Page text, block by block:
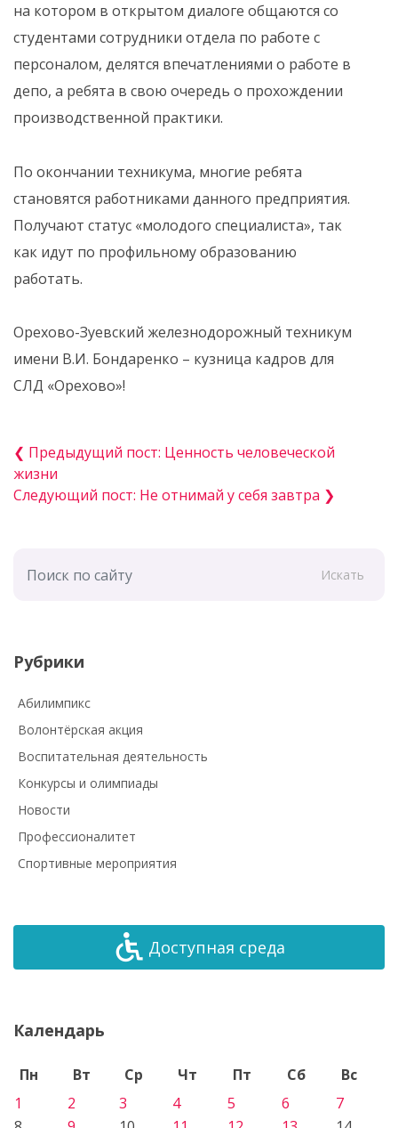
на котором в открытом диалоге общаются со
студентами сотрудники отдела по работе с
персоналом, делятся впечатлениями о работе в
депо, а ребята в свою очередь о прохождении
производственной практики.
По окончании техникума, многие ребята
становятся работниками данного предприятия.
Получают статус «молодого специалиста», так
как идут по профильному образованию
работать.
Орехово-Зуевский железнодорожный техникум
имени В.И. Бондаренко – кузница кадров для
СЛД «Орехово»!
❮ Предыдущий пост: Ценность человеческой
жизни
Следующий пост: Не отнимай у себя завтра ❯
Искать
Рубрики
Абилимпикс
Волонтёрская акция
Воспитательная деятельность
Конкурсы и олимпиады
Новости
Профессионалитет
Спортивные мероприятия
Доступная среда
Календарь
Пн Вт Ср Чт Пт Сб
Вс
1
2 3 4 5 6
7